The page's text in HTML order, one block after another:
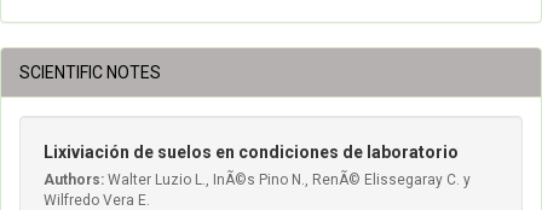
SCIENTIFIC NOTES
Lixiviación de suelos en condiciones de laboratorio
Authors: Walter Luzio L., InÃ©s Pino N., RenÃ© Elissegaray C. y
Wilfredo Vera E.